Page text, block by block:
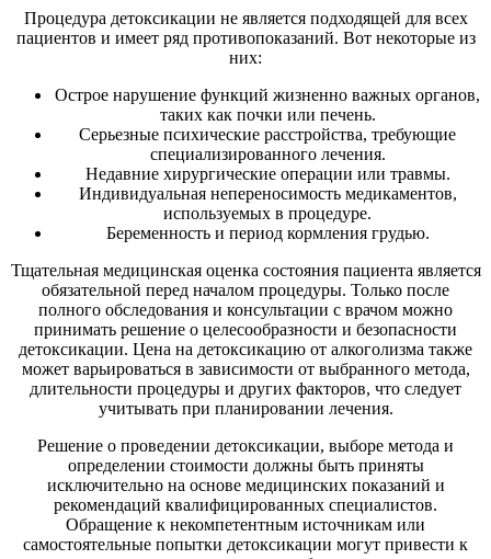
Процедура детоксикации не является подходящей для всех
пациентов и имеет ряд противопоказаний. Вот некоторые из
них:
Острое нарушение функций жизненно важных органов,
таких как почки или печень.
Серьезные психические расстройства, требующие
специализированного лечения.
Недавние хирургические операции или травмы.
Индивидуальная непереносимость медикаментов,
используемых в процедуре.
Беременность и период кормления грудью.
Тщательная медицинская оценка состояния пациента является
обязательной перед началом процедуры. Только после
полного обследования и консультации с врачом можно
принимать решение о целесообразности и безопасности
детоксикации. Цена на детоксикацию от алкоголизма также
может варьироваться в зависимости от выбранного метода,
длительности процедуры и других факторов, что следует
учитывать при планировании лечения.
Решение о проведении детоксикации, выборе метода и
определении стоимости должны быть приняты
исключительно на основе медицинских показаний и
рекомендаций квалифицированных специалистов.
Обращение к некомпетентным источникам или
самостоятельные попытки детоксикации могут привести к